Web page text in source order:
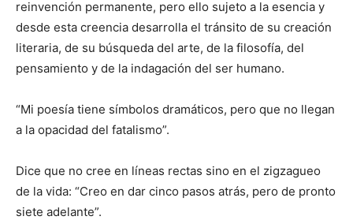
reinvención permanente, pero ello sujeto a la esencia y
desde esta creencia desarrolla el tránsito de su creación
literaria, de su búsqueda del arte, de la filosofía, del
pensamiento y de la indagación del ser humano.
“Mi poesía tiene símbolos dramáticos, pero que no llegan
a la opacidad del fatalismo”.
Dice que no cree en líneas rectas sino en el zigzagueo
de la vida: “Creo en dar cinco pasos atrás, pero de pronto
siete adelante”.